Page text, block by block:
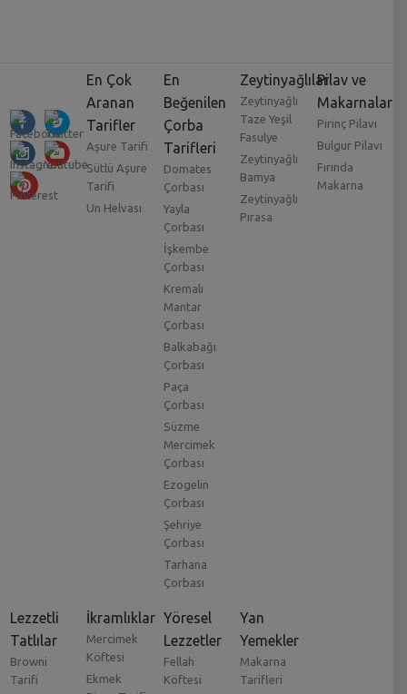
En Çok
Aranan
Tarifler
Aşure Tarifi
Sütlü Aşure
Tarifi
Un Helvası
En
Beğenilen
Çorba
Tarifleri
Domates
Çorbası
Yayla
Çorbası
İşkembe
Çorbası
Kremalı
Mantar
Çorbası
Balkabağı
Çorbası
Paça
Çorbası
Süzme
Mercimek
Çorbası
Ezogelin
Çorbası
Şehriye
Çorbası
Tarhana
Çorbası
Zeytinyağlılar
Zeytinyağlı
Taze Yeşil
Fasulye
Zeytinyağlı
Bamya
Zeytinyağlı
Pırasa
Pilav ve
Makarnalar
Pirinç Pilavı
Bulgur Pilavı
Fırında
Makarna
Lezzetli
Tatlılar
Browni
Tarifi
İkramlıklar
Mercimek
Köftesi
Ekmek
Yöresel
Lezzetler
Fellah
Köftesi
Yan
Yemekler
Makarna
Tarifleri